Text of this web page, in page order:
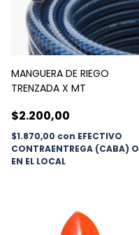
MANGUERA DE RIEGO
TRENZADA X MT
$2.200,00
$1.870,00 con EFECTIVO
CONTRAENTREGA (CABA) O
EN EL LOCAL